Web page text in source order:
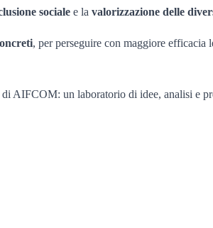
sociale e la valorizzazione delle
, per perseguire con maggiore efficacia
di AIFCOM: un laboratorio di idee, analisi e